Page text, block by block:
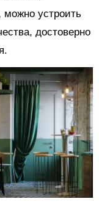
устроить
достоверно